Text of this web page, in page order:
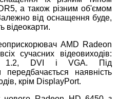
а також різним об'ємом
від оснащення буде,
відеокарти.
AMD Radeon
сучасних відеовиходів:
1.2, DVI і VGA. Під
наявність
крім DisplayРort.